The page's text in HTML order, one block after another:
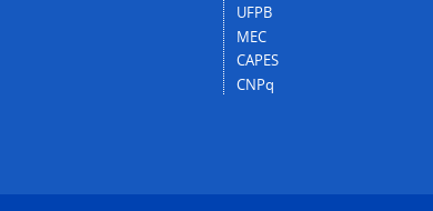
UFPB
MEC
CAPES
CNPq